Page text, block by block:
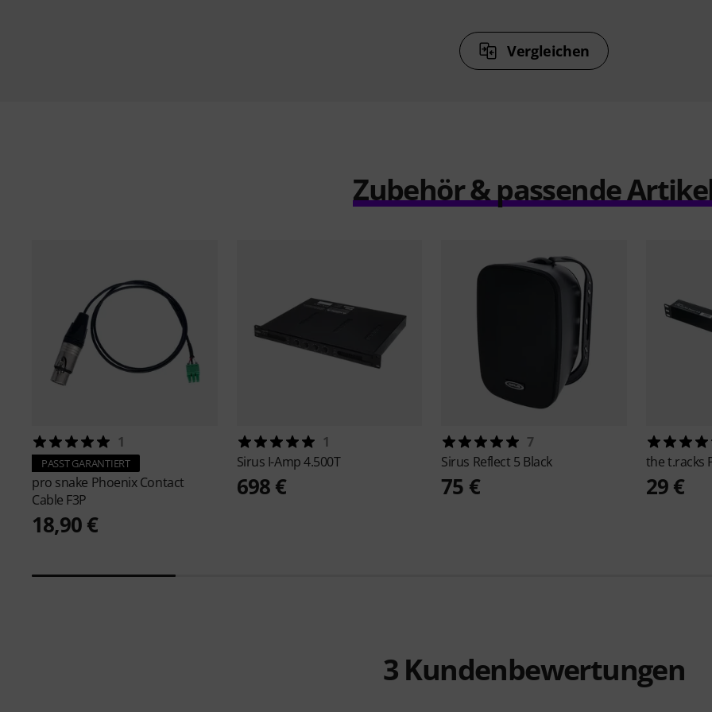
Vergleichen
Zubehör & passende
1
PASST GARANTIERT
pro snake Phoenix Contact
Cable F3P
18,90 €
1
Sirus I-Amp 4.500T
698 €
7
Sirus Reflect 5 Black
75 €
the t.racks
29 €
3 Kundenbewertungen